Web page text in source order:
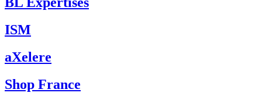
ISM
aXelere
Shop France